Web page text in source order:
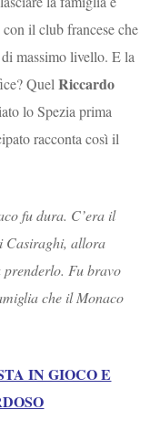
il club francese che
massimo livello. E la
QuelRiccardo
lo Spezia prima
racconta così il
fu dura. C’era il
Casiraghi, allora
Fu bravo
che il Monaco
IN GIOCO E